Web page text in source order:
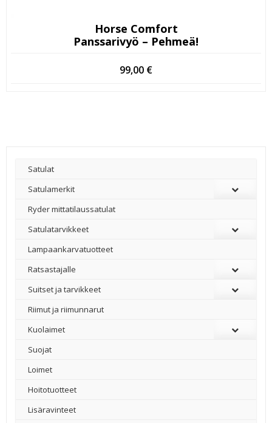
Horse Comfort
Panssarivyö – Pehmeä!
99,00 €
Satulat
Satulamerkit
Ryder mittatilaussatulat
Satulatarvikkeet
–
Lampaankarvatuotteet
Ratsastajalle
Suitset ja tarvikkeet
Riimut ja riimunnarut
Kuolaimet
Suojat
Loimet
Hoitotuotteet
Lisäravinteet